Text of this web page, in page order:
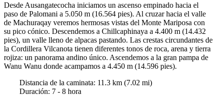
Desde Ausangatecocha iniciamos un ascenso empinado hacia el
paso de Palomani a 5.050 m (16.564 pies). Al cruzar hacia el valle
de Machuraqay veremos hermosas vistas del Monte Mariposa con
su pico cónico. Descendemos a Chillcaphinaya a 4.400 m (14.432
pies), un valle lleno de alpacas pastando. Las crestas circundantes de
la Cordillera Vilcanota tienen diferentes tonos de roca, arena y tierra
rojiza: un panorama andino único. Ascendemos a la gran pampa de
Wanu Wanu donde acampamos a 4.450 m (14.596 pies).
Distancia de la caminata: 11.3 km (7.02 mi)
Duración: 7 - 8 hora